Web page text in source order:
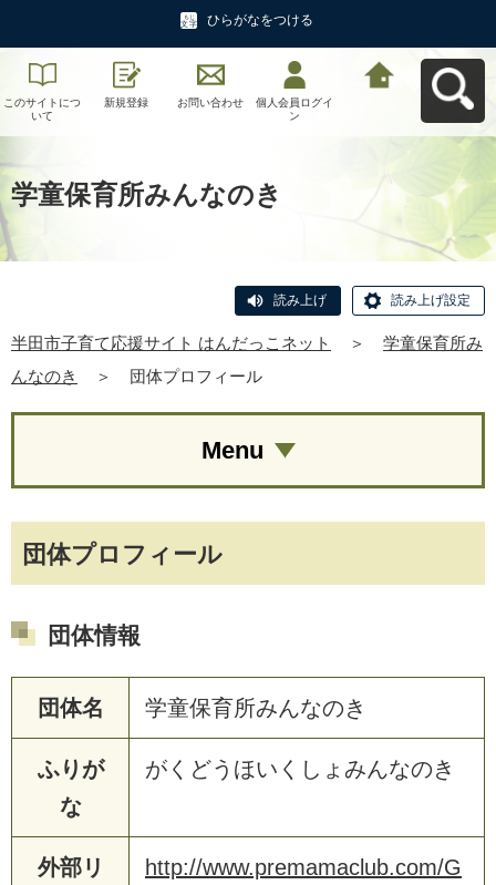
ひらがなをつける
このサイトにつ
いて
新規登録 お問い合わせ
個人会員ログイ
ン
学童保育所みんなのき
読み上げ 読み上げ設定
半田市子育て応援サイト はんだっこネット ＞
学童保育所み
んなのき
＞ 団体プロフィール
団体プロフィール
団体情報
団体名 学童保育所みんなのき
ふりが
な
がくどうほいくしょみんなのき
外部リ
http://www.premamaclub.com/G
Menu